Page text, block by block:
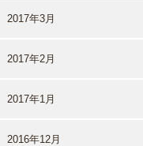
2017年3月
2017年2月
2017年1月
2016年12月